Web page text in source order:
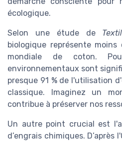
écologique.
Selon une étude de
biologique représente
mondiale de coton.
environnementaux sont
presque 91 % de l'utilisation
classique. Imaginez un
contribue à préserver nos
Un autre point crucial est
d’engrais chimiques.